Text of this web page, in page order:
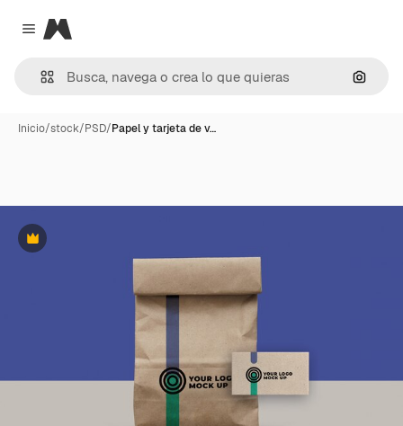
Close menu
Magnific
Inicio/stock/PSD/Papel y tarjeta de v…
Premium